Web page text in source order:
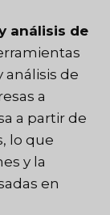
análisis de
análisis de
a
a partir de
lo que
y la
en